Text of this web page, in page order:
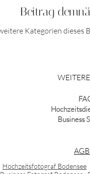
engagement, Verlobung
Beitrag
Kategorien dieses
Business
Hochzeitsfotograf Bodensee